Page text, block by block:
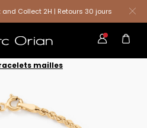
and Collect 2H | Retours 30 jours
mailles